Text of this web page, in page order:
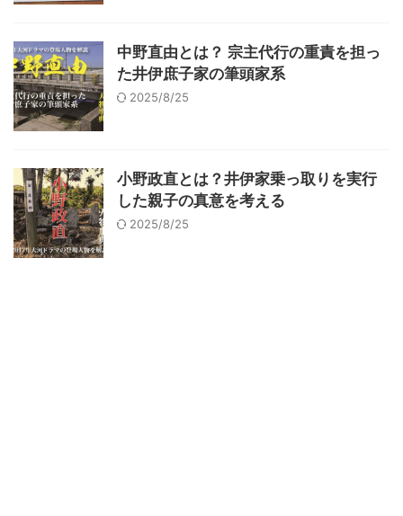
中野直由とは？ 宗主代行の重責を担っ
た井伊庶子家の筆頭家系
2025/8/25
小野政直とは？井伊家乗っ取りを実行
した親子の真意を考える
2025/8/25